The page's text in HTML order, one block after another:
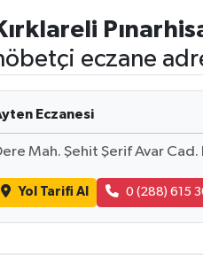
eczane
Eczanesi
Mah. Şehit Şerif Avar Cad.
Yol Tarifi Al 0 (288) 615